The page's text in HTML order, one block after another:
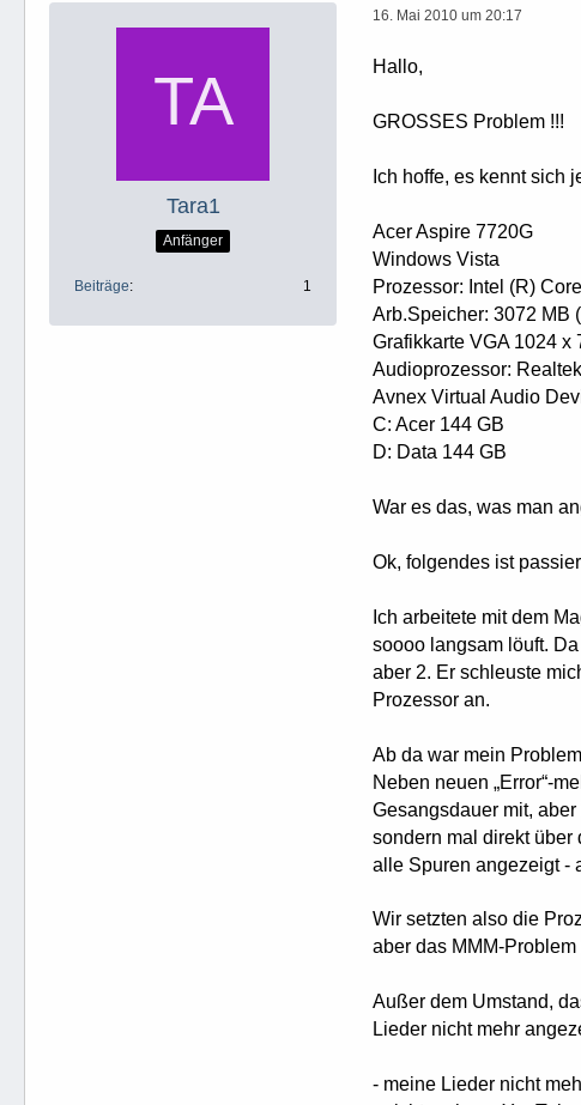
Tara1
Anfänger
Beiträge 1
16. Mai 2010 um 20:17
Hallo,
GROSSES Problem !!!
Ich hoffe, es kennt sich
Acer Aspire 7720G
Windows Vista
Prozessor: Intel (R)
Arb.Speicher: 3072 MB
Grafikkarte VGA 1024 x
Audioprozessor:
Avnex Virtual Audio
C: Acer 144 GB
D: Data 144 GB
War es das, was man
Ok, folgendes ist
Ich arbeitete mit dem
soooo langsam löuft. Da
aber 2. Er schleuste
Prozessor an.
Ab da war mein
Neben neuen „Error“-
Gesangsdauer mit,
sondern mal direkt über
alle Spuren angezeigt -
Wir setzten also die
aber das MMM-
Außer dem Umstand,
Lieder nicht mehr
- meine Lieder nicht